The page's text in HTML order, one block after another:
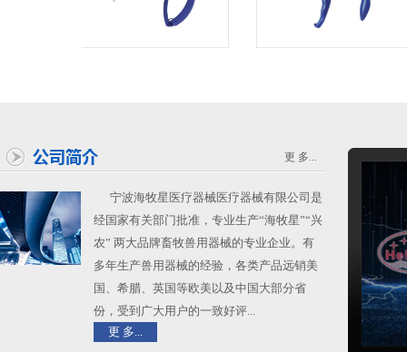
更 多...
宁波海牧星医疗器械医疗器械有限公司是
经国家有关部门批准，专业生产“海牧星”“兴
农” 两大品牌畜牧兽用器械的专业企业。有
多年生产兽用器械的经验，各类产品远销美
国、希腊、英国等欧美以及中国大部分省
份，受到广大用户的一致好评...
更 多...